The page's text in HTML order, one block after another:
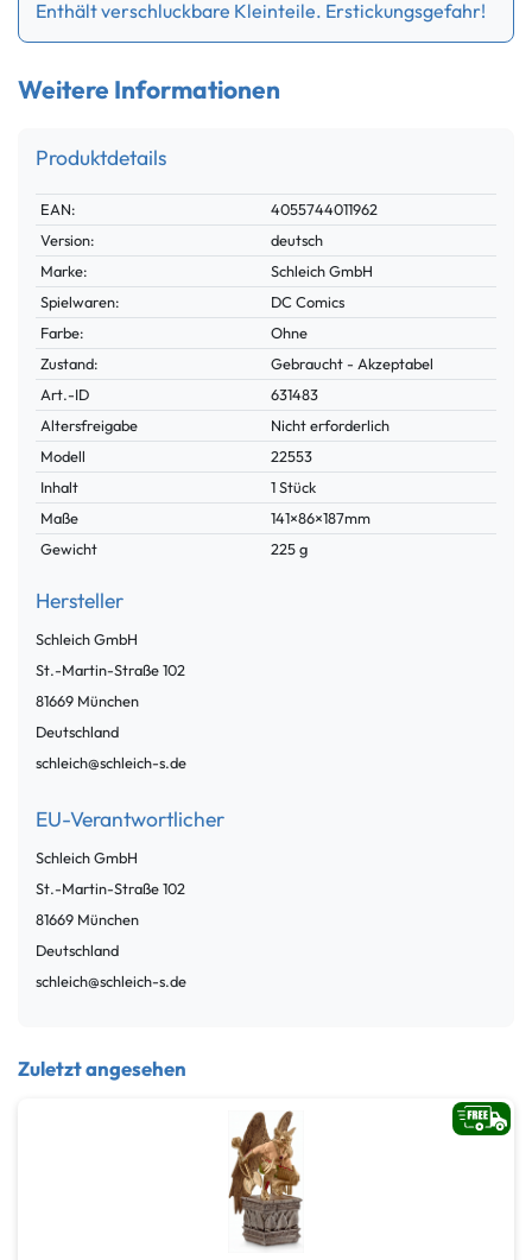
Enthält verschluckbare Kleinteile. Erstickungsgefahr!
Weitere Informationen
Produktdetails
Technisches
Merkmal
Wert
EAN:
4055744011962
Version:
deutsch
Marke:
Schleich GmbH
Spielwaren:
DC Comics
Farbe:
Ohne
Zustand:
Gebraucht - Akzeptabel
Technisches
Merkmal
Wert
Art.-ID
631483
Altersfreigabe
Nicht erforderlich
Modell
22553
Inhalt
1 Stück
Maße
141×86×187mm
Gewicht
225 g
Hersteller
Schleich GmbH
St.-Martin-Straße102
81669 München
Deutschland
schleich@schleich-s.de
EU-Verantwortlicher
Schleich GmbH
St.-Martin-Straße102
81669 München
Deutschland
schleich@schleich-s.de
Zuletzt angesehen